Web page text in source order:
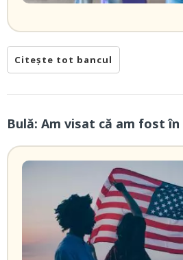
Citește tot bancul
Bulă: Am visat că am fost în